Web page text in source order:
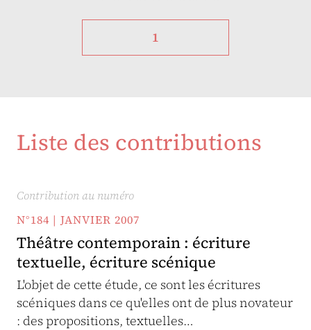
1
Liste des contributions
Contribution au numéro
N°184 | JANVIER 2007
Théâtre contemporain : écriture
textuelle, écriture scénique
L'objet de cette étude, ce sont les écritures
scéniques dans ce qu'elles ont de plus novateur
: des propositions, textuelles…